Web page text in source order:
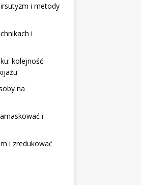
i metody
i
kolejność
na
i
i zredukować